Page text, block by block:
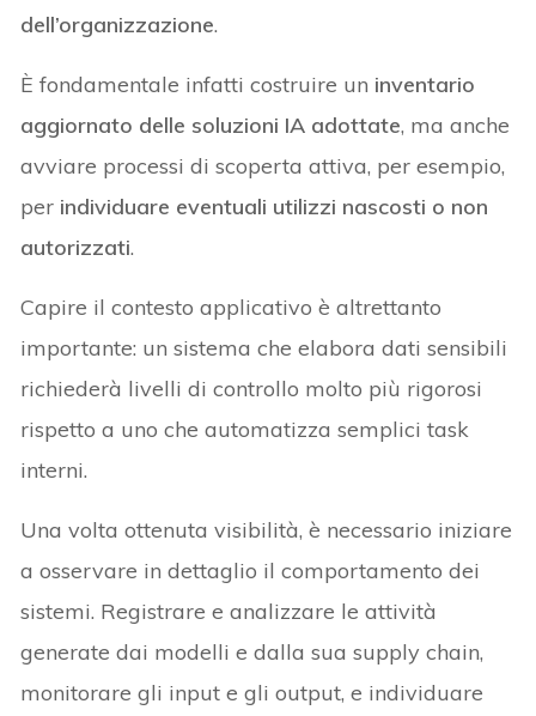
dell’organizzazione.
È fondamentale infatti costruire un inventario
aggiornato delle soluzioni IA adottate, ma anche
avviare processi di scoperta attiva, per esempio,
per individuare eventuali utilizzi nascosti o non
autorizzati.
Capire il contesto applicativo è altrettanto
importante: un sistema che elabora dati sensibili
richiederà livelli di controllo molto più rigorosi
rispetto a uno che automatizza semplici task
interni.
Una volta ottenuta visibilità, è necessario iniziare
a osservare in dettaglio il comportamento dei
sistemi. Registrare e analizzare le attività
generate dai modelli e dalla sua supply chain,
monitorare gli input e gli output, e individuare